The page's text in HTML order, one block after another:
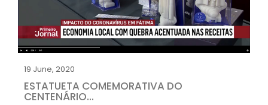
19 June, 2020
ESTATUETA COMEMORATIVA DO
CENTENÁRIO...